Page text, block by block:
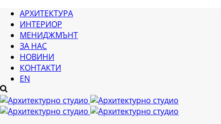
АРХИТЕКТУРА
ИНТЕРИОР
МЕНИДЖМЪНТ
ЗА НАС
НОВИНИ
КОНТАКТИ
EN